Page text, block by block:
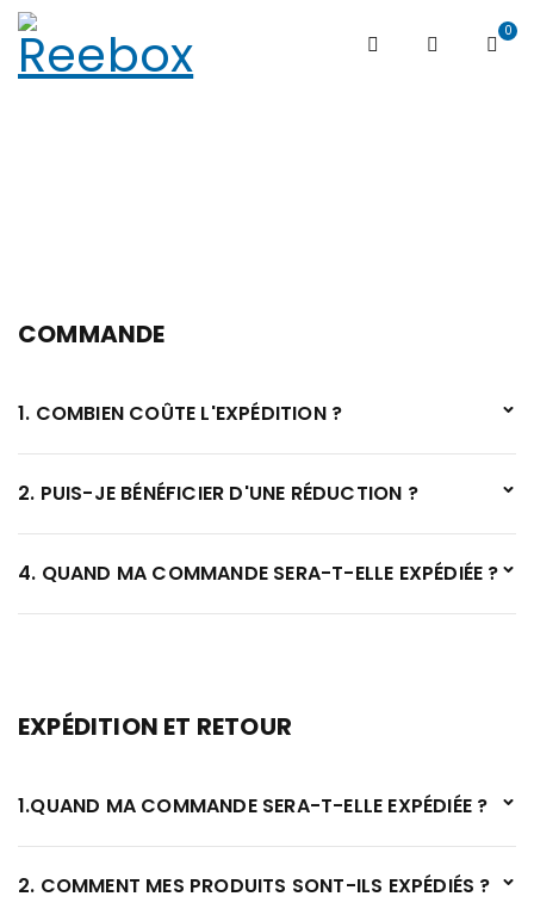
0
COMMANDE
1. COMBIEN COÛTE L'EXPÉDITION ?
2. PUIS-JE BÉNÉFICIER D'UNE RÉDUCTION ?
4. QUAND MA COMMANDE SERA-T-ELLE EXPÉDIÉE ?
EXPÉDITION ET RETOUR
1.QUAND MA COMMANDE SERA-T-ELLE EXPÉDIÉE ?
2. COMMENT MES PRODUITS SONT-ILS EXPÉDIÉS ?